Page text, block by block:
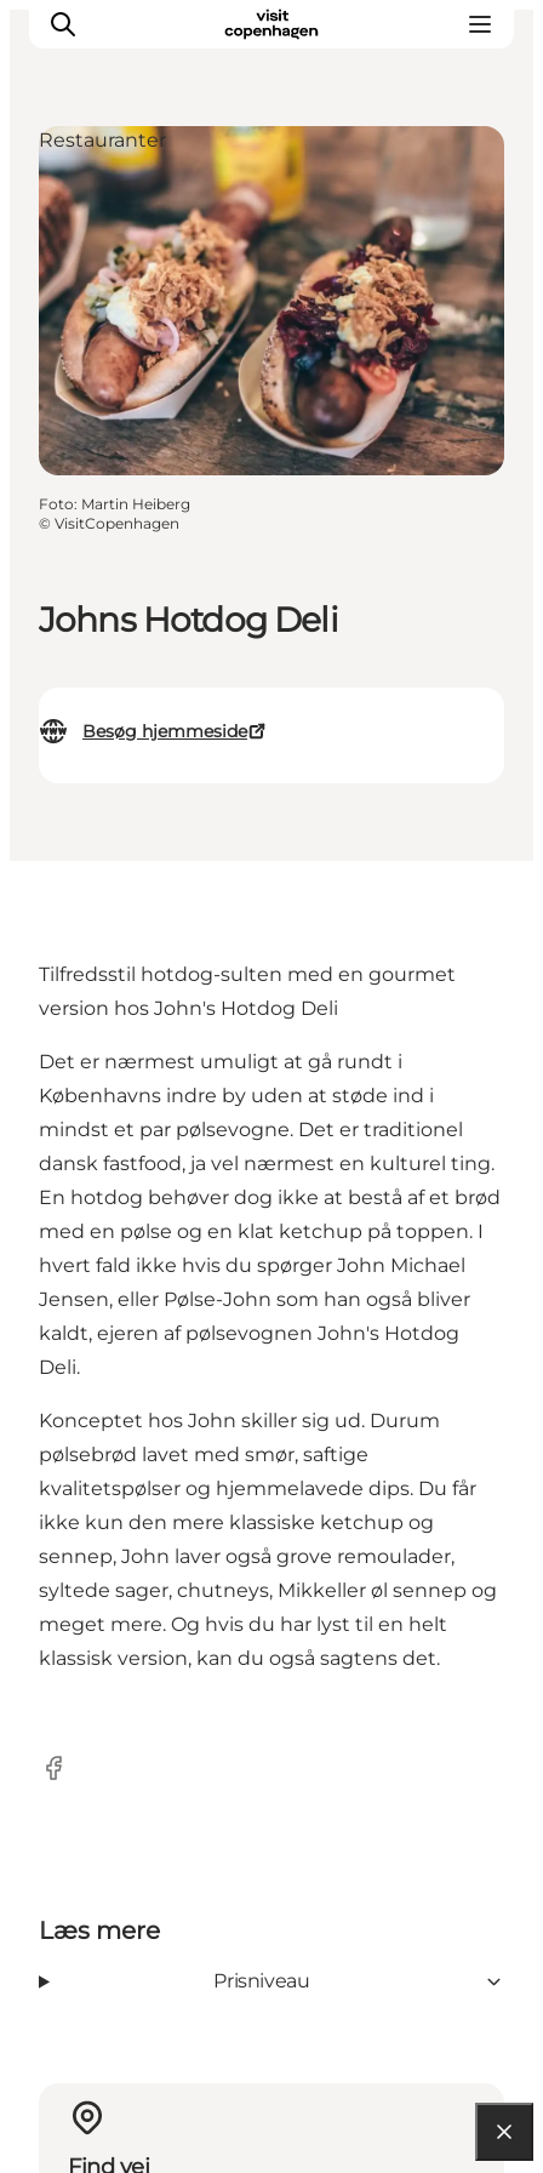
This is Copenhagen
Aktiviteter
Spis & drik
Områder
Planlæg din tur
CopenPay
Copenhagen Card
Johns Hotdog Deli
Besøg hjemmeside
Restauranter
Foto: Martin Heiberg
© VisitCopenhagen
Tilfredsstil hotdog-sulten med en gourmet
version hos John's Hotdog Deli
Det er nærmest umuligt at gå rundt i
Københavns indre by uden at støde ind i
mindst et par pølsevogne. Det er traditionel
dansk fastfood, ja vel nærmest en kulturel ting.
En hotdog behøver dog ikke at bestå af et brød
med en pølse og en klat ketchup på toppen. I
hvert fald ikke hvis du spørger John Michael
Jensen, eller Pølse-John som han også bliver
kaldt, ejeren af pølsevognen John's Hotdog
Deli.
Konceptet hos John skiller sig ud. Durum
pølsebrød lavet med smør, saftige
kvalitetspølser og hjemmelavede dips. Du får
ikke kun den mere klassiske ketchup og
sennep, John laver også grove remoulader,
syltede sager, chutneys, Mikkeller øl sennep og
meget mere. Og hvis du har lyst til en helt
klassisk version, kan du også sagtens det.
Facebook
Læs mere
Prisniveau
Find vej